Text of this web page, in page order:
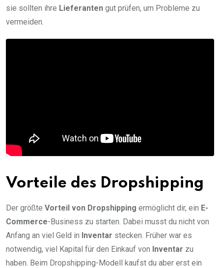
sie sollten ihre Lieferanten gut prüfen, um Probleme zu
vermeiden.
Vorteile des Dropshipping
Der größte Vorteil von Dropshipping ermöglicht dir, ein E-
Commerce-Business zu starten. Dabei musst du nicht von
Anfang an viel Geld in Inventar stecken. Früher war es
notwendig, viel Kapital für den Einkauf von Inventar zu
haben. Beim Dropshipping-Modell kaufst du aber erst ein